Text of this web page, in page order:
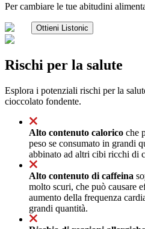
Per cambiare le tue abitudini
Ottieni Listonic
Rischi per la salute
Esplora i potenziali rischi per la
cioccolato fondente.
Alto contenuto calorico che
peso se consumato in grandi
abbinato ad altri cibi ricchi di
Alto contenuto di caffeina
molto scuri, che può causare
aumento della frequenza
grandi quantità.